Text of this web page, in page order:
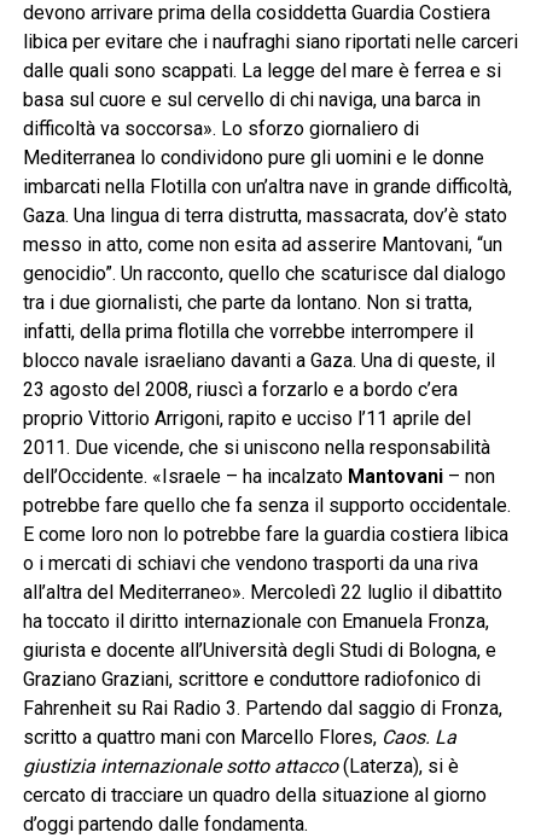
devono arrivare prima della cosiddetta Guardia Costiera
libica per evitare che i naufraghi siano riportati nelle carceri
dalle quali sono scappati. La legge del mare è ferrea e si
basa sul cuore e sul cervello di chi naviga, una barca in
difficoltà va soccorsa». Lo sforzo giornaliero di
Mediterranea lo condividono pure gli uomini e le donne
imbarcati nella Flotilla con un’altra nave in grande difficoltà,
Gaza. Una lingua di terra distrutta, massacrata, dov’è stato
messo in atto, come non esita ad asserire Mantovani, “un
genocidio”. Un racconto, quello che scaturisce dal dialogo
tra i due giornalisti, che parte da lontano. Non si tratta,
infatti, della prima flotilla che vorrebbe interrompere il
blocco navale israeliano davanti a Gaza. Una di queste, il
23 agosto del 2008, riuscì a forzarlo e a bordo c’era
proprio Vittorio Arrigoni, rapito e ucciso l’11 aprile del
2011. Due vicende, che si uniscono nella responsabilità
dell’Occidente. «Israele – ha incalzato Mantovani– non
potrebbe fare quello che fa senza il supporto occidentale.
E come loro non lo potrebbe fare la guardia costiera libica
o i mercati di schiavi che vendono trasporti da una riva
all’altra del Mediterraneo». Mercoledì 22 luglio il dibattito
ha toccato il diritto internazionale con Emanuela Fronza,
giurista e docente all’Università degli Studi di Bologna, e
Graziano Graziani, scrittore e conduttore radiofonico di
Fahrenheit su Rai Radio 3. Partendo dal saggio di Fronza,
scritto a quattro mani con Marcello Flores, Caos. La
giustizia internazionale sotto attacco(Laterza), si è
cercato di tracciare un quadro della situazione al giorno
d’oggi partendo dalle fondamenta.